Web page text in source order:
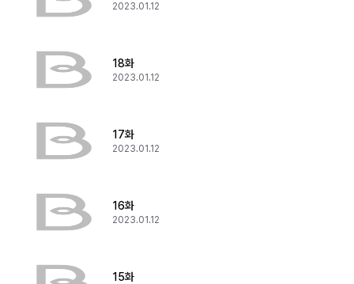
2023.01.12
18화
2023.01.12
17화
2023.01.12
16화
2023.01.12
15화